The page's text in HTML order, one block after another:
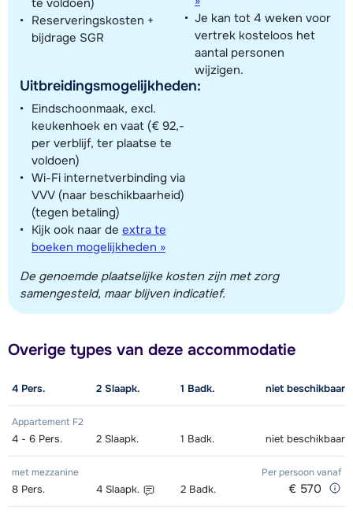
Reserveringskosten +
bijdrage SGR
Uitbreidingsmogelijkheden:
Eindschoonmaak, excl.
keukenhoek en vaat (€ 92,-
per verblijf, ter plaatse te
voldoen)
Wi-Fi internetverbinding via
VVV (naar beschikbaarheid)
(tegen betaling)
Kijk ook naar de extra te
boeken mogelijkheden »
Je kan tot 4 weken voor
vertrek kosteloos het
aantal personen
wijzigen.
De genoemde plaatselijke kosten zijn met zorg
samengesteld, maar blijven indicatief.
Overige types van deze accommodatie
4 Pers. 2 Slaapk. 1 Badk. niet beschikbaar
Appartement F2
4 - 6 Pers. 2 Slaapk. 1 Badk. niet beschikbaar
met mezzanine Per persoonvanaf
8 Pers. 4 Slaapk. 2 Badk. € 570